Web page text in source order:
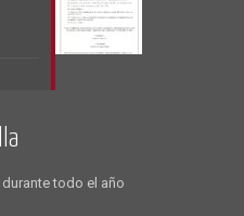
durante todo el año